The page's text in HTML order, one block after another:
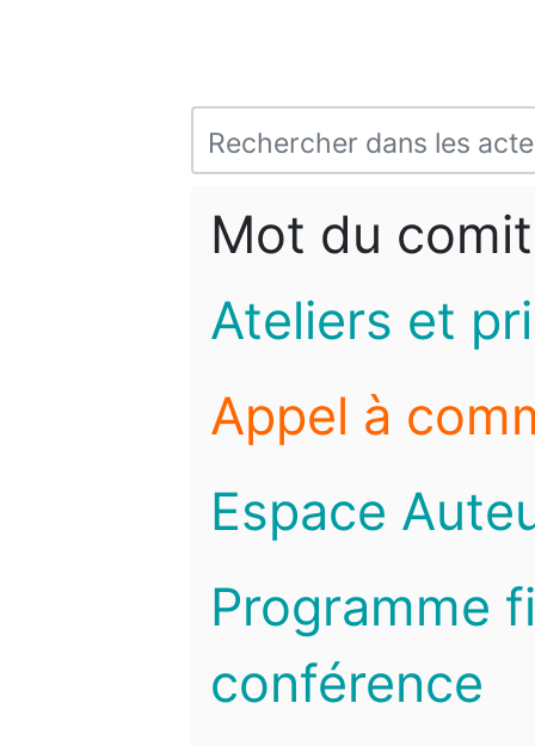
Mot du
Ateliers et
Appel à
Espace
Programme
conférence